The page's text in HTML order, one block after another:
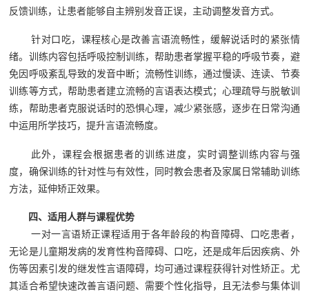
反馈训练，让患者能够自主辨别发音正误，主动调整发音方式。
针对口吃，课程核心是改善言语流畅性，缓解说话时的紧张情
绪。训练内容包括呼吸控制训练，帮助患者掌握平稳的呼吸节奏，避
免因呼吸紊乱导致的发音中断；流畅性训练，通过慢读、连读、节奏
训练等方式，帮助患者建立流畅的言语表达模式；心理疏导与脱敏训
练，帮助患者克服说话时的恐惧心理，减少紧张感，逐步在日常沟通
中运用所学技巧，提升言语流畅度。
此外，课程会根据患者的训练进度，实时调整训练内容与强
度，确保训练的针对性与有效性，同时教会患者及家属日常辅助训练
方法，延伸矫正效果。
四、适用人群与课程优势
一对一言语矫正课程适用于各年龄段的构音障碍、口吃患者，
无论是儿童期发病的发育性构音障碍、口吃，还是成年后因疾病、外
伤等因素引发的继发性言语障碍，均可通过课程获得针对性矫正。尤
其适合希望快速改善言语问题、需要个性化指导，且无法参与集体训